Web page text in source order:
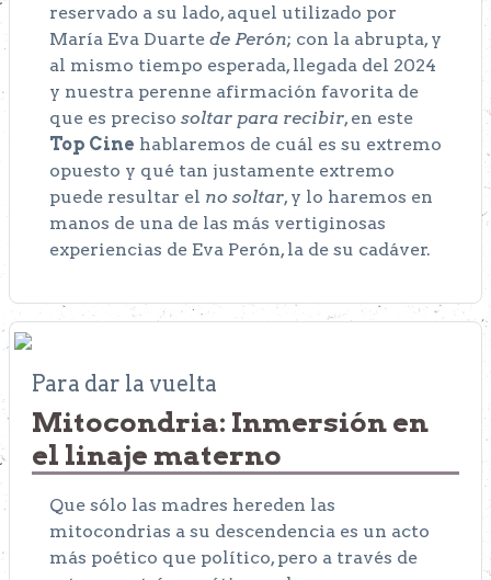
reservado a su lado, aquel utilizado por
María Eva Duarte de Perón; con la abrupta, y
al mismo tiempo esperada, llegada del 2024
y nuestra perenne afirmación favorita de
que es preciso soltar para recibir, en este
Top Cine hablaremos de cuál es su extremo
opuesto y qué tan justamente extremo
puede resultar el no soltar, y lo haremos en
manos de una de las más vertiginosas
experiencias de Eva Perón, la de su cadáver.
Para dar la vuelta
Mitocondria: Inmersión en
el linaje materno
Que sólo las madres hereden las
mitocondrias a su descendencia es un acto
más poético que político, pero a través de